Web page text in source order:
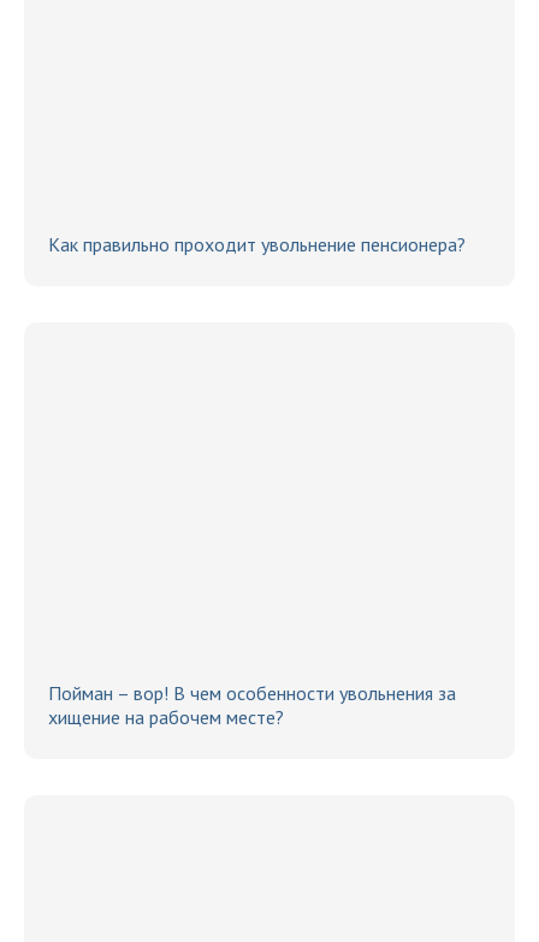
Как правильно проходит увольнение пенсионера?
Пойман – вор! В чем особенности увольнения за
хищение на рабочем месте?